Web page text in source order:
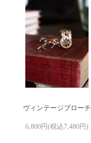
ヴィンテージブローチ
6,800円(税込7,480円)